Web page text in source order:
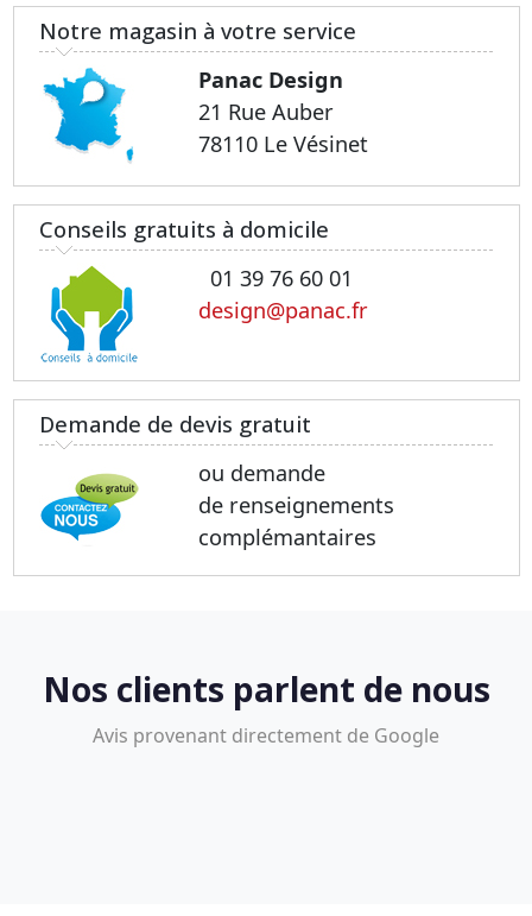
Notre magasin à votre service
Panac Design
21 Rue Auber
78110 Le Vésinet
Conseils gratuits à domicile
01 39 76 60 01
design@panac.fr
Demande de devis gratuit
ou demande
de renseignements
complémantaires
Nos clients parlent de nous
Avis provenant directement de Google